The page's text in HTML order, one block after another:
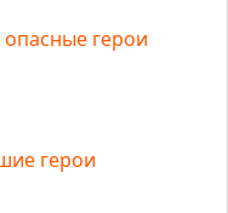
герои
герои